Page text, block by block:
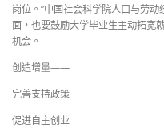
岗位。”中国社会科学院人口与劳
面，也要鼓励大学毕业生主动拓宽
机会。
创造增量——
完善支持政策
促进自主创业